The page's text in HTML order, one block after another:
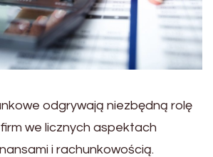
odgrywają niezbędną rolę
we licznych aspektach
i rachunkowością.